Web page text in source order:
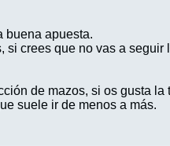
buena apuesta.
si crees que no vas a
de mazos, si os gusta
suele ir de menos a más.